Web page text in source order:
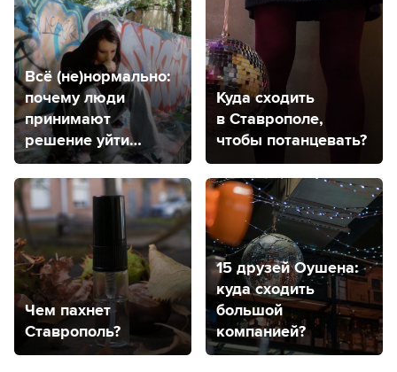
Всё (не)нормально:
почему люди
принимают
решение уйти
из жизни?
Куда сходить
в Ставрополе,
чтобы потанцевать?
Чем пахнет
Ставрополь?
15 друзей Оушена:
куда сходить
большой
компанией?